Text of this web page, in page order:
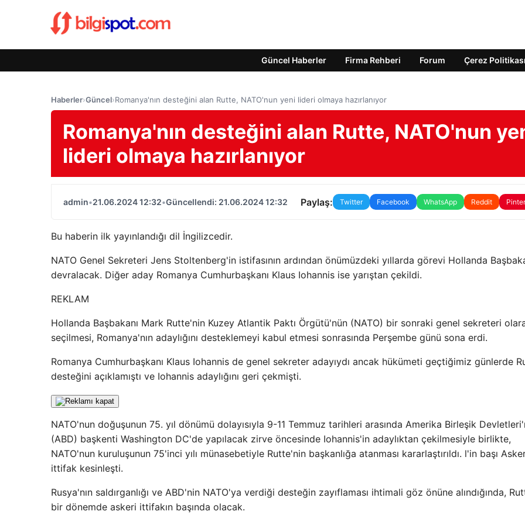
Güncel Haberler Firma Rehberi Forum Çerez Politikası
Haberler›Güncel›Romanya'nın desteğini alan Rutte, NATO'nun yeni lideri olmaya hazırlanıyor
Romanya'nın desteğini alan Rutte, NATO'nun
lideri olmaya hazırlanıyor
admin•21.06.2024 12:32•Güncellendi: 21.06.2024 12:32 Paylaş: Twitter Facebook WhatsApp Reddit
Bu haberin ilk yayınlandığı dil İngilizcedir.
NATO Genel Sekreteri Jens Stoltenberg'in istifasının ardından önümüzdeki yıllarda görevi Hollanda
devralacak. Diğer aday Romanya Cumhurbaşkanı Klaus Iohannis ise yarıştan çekildi.
REKLAM
Hollanda Başbakanı Mark Rutte'nin Kuzey Atlantik Paktı Örgütü'nün (NATO) bir sonraki genel sekreteri
seçilmesi, Romanya'nın adaylığını desteklemeyi kabul etmesi sonrasında Perşembe günü sona erdi.
Romanya Cumhurbaşkanı Klaus Iohannis de genel sekreter adayıydı ancak hükümeti geçtiğimiz günlerde
desteğini açıklamıştı ve Iohannis adaylığını geri çekmişti.
NATO'nun doğuşunun 75. yıl dönümü dolayısıyla 9-11 Temmuz tarihleri ​​arasında Amerika Birleşik
(ABD) başkenti Washington DC'de yapılacak zirve öncesinde Iohannis'in adaylıktan çekilmesiyle birlikte,
NATO'nun kuruluşunun 75'inci yılı münasebetiyle Rutte'nin başkanlığa atanması kararlaştırıldı. l'in başı
ittifak kesinleşti.
Rusya'nın saldırganlığı ve ABD'nin NATO'ya verdiği desteğin zayıflaması ihtimali göz önüne alındığında,
bir dönemde askeri ittifakın başında olacak.